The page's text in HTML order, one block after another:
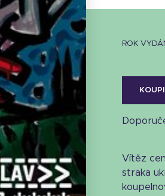
ROK
Vítěz
straka